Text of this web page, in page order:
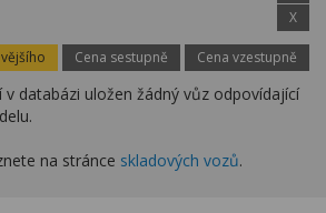
X
Cena sestupně Cena vzestupně
v databázi uložen žádný vůz odpovídající
na stránce skladových vozů.